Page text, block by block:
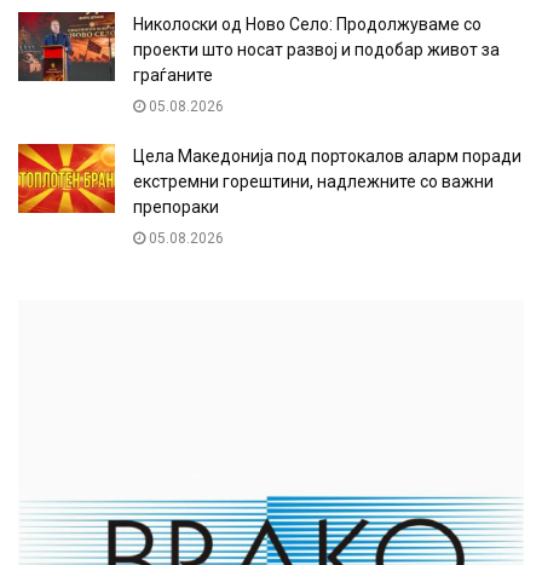
Николоски од Ново Село: Продолжуваме со
проекти што носат развој и подобар живот за
граѓаните
05.08.2026
Цела Македонија под портокалов аларм поради
екстремни горештини, надлежните со важни
препораки
05.08.2026